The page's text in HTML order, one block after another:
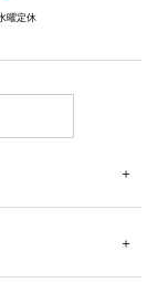
曜定休